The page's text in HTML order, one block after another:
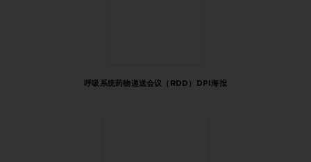
呼吸系统药物递送会议（RDD）DPI海报